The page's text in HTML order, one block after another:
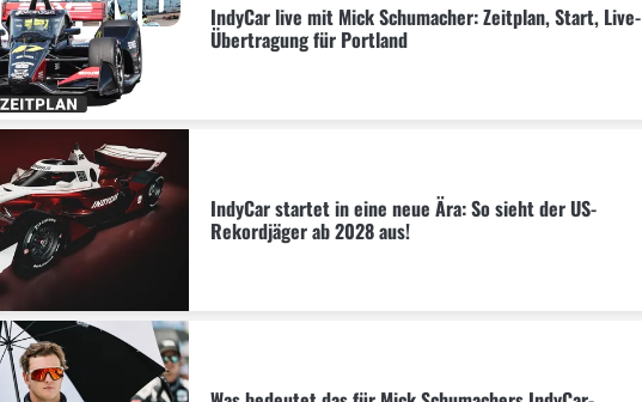
IndyCar live mit Mick Schumacher: Zeitplan, Start, Live-
Übertragung für Portland
IndyCar startet in eine neue Ära: So sieht der US-
Rekordjäger ab 2028 aus!